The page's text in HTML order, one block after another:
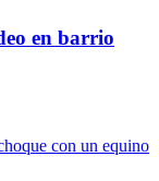
en barrio